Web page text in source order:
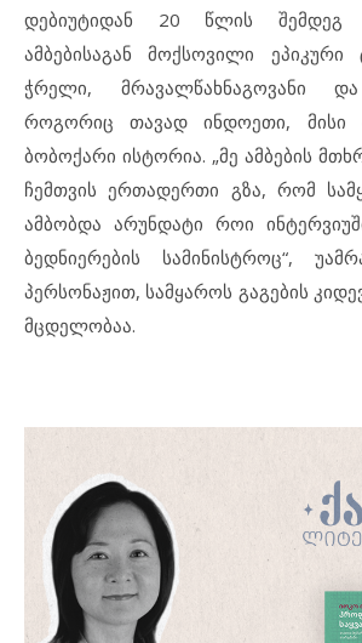
დებიუტიდან 20 წლის შემდეგ
ამბებისაგან მოქსოვილი
ჭრელი, მრავალწახნაგოვანი
როგორიც თავად ინდოეთი, მისი
ბობოქარი ისტორია. „მე ამბების
ჩემთვის ერთადერთი გზა, რომ
ამბობდა არუნდატი როი
ბედნიერების სამინისტროც“,
პერსონაჟით, სამყაროს გაგების
მცდელობაა.